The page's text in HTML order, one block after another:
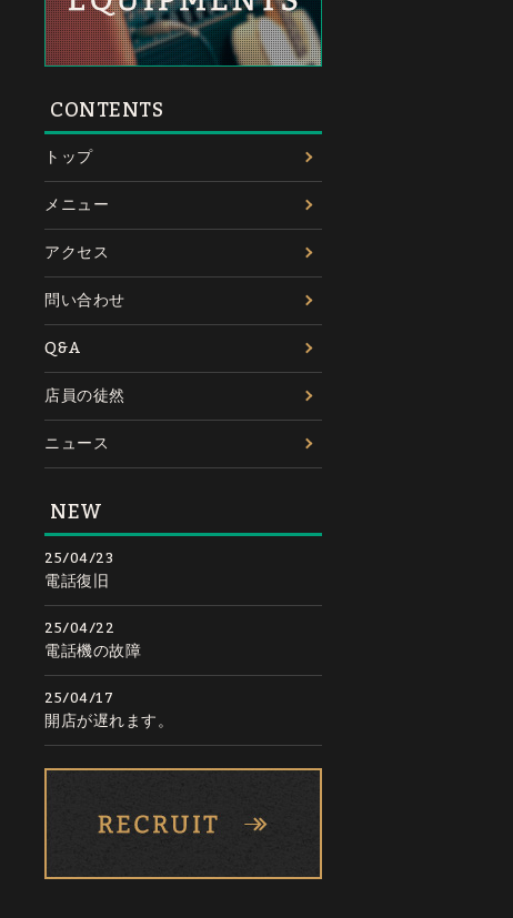
CONTENTS
トップ
メニュー
アクセス
問い合わせ
Q&A
店員の徒然
ニュース
NEW
25/04/23
電話復旧
25/04/22
電話機の故障
25/04/17
開店が遅れます。